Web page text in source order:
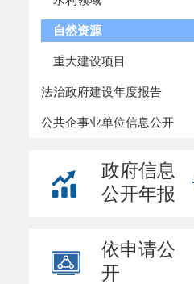
自然资源
重大建设项目
法治政府建设年度报告
公共企事业单位信息公开
政府信息
公开年报
依申请公
开